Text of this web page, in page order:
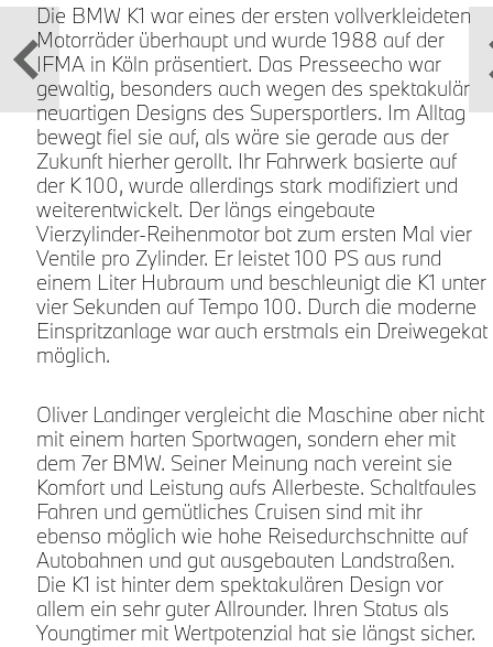
Die BMW K1 war eines der ersten vollverkleideten
Motorräder überhaupt und wurde 1988 auf der
IFMA in Köln präsentiert. Das Presseecho war
gewaltig, besonders auch wegen des spektakulär
neuartigen Designs des Supersportlers. Im Alltag
bewegt fiel sie auf, als wäre sie gerade aus der
Zukunft hierher gerollt. Ihr Fahrwerk basierte auf
der K 100, wurde allerdings stark modifiziert und
weiterentwickelt. Der längs eingebaute
Vierzylinder-Reihenmotor bot zum ersten Mal vier
Ventile pro Zylinder. Er leistet 100 PS aus rund
einem Liter Hubraum und beschleunigt die K1 unter
vier Sekunden auf Tempo 100. Durch die moderne
Einspritzanlage war auch erstmals ein Dreiwegekat
möglich.
Oliver Landinger vergleicht die Maschine aber nicht
mit einem harten Sportwagen, sondern eher mit
dem 7er BMW. Seiner Meinung nach vereint sie
Komfort und Leistung aufs Allerbeste. Schaltfaules
Fahren und gemütliches Cruisen sind mit ihr
ebenso möglich wie hohe Reisedurchschnitte auf
Autobahnen und gut ausgebauten Landstraßen.
Die K1 ist hinter dem spektakulären Design vor
allem ein sehr guter Allrounder. Ihren Status als
Youngtimer mit Wertpotenzial hat sie längst sicher.